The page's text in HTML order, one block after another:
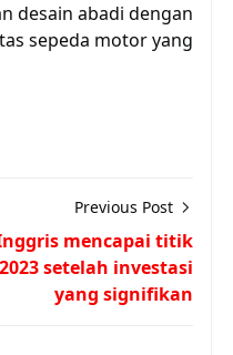
desain abadi dengan
sepeda motor yang
Previous Post
mencapai titik
setelah investasi
yang signifikan